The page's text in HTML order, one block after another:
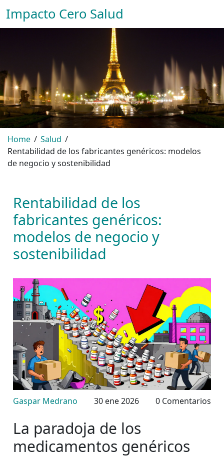
Impacto Cero Salud
Home
Salud
Rentabilidad de los fabricantes genéricos: modelos
de negocio y sostenibilidad
Rentabilidad de los
fabricantes genéricos:
modelos de negocio y
sostenibilidad
Gaspar Medrano 30 ene 2026 0 Comentarios
La paradoja de los
medicamentos genéricos